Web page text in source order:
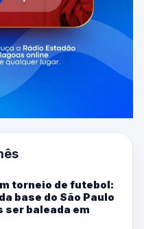
torneio de futebol:
base do São Paulo
ser baleada em